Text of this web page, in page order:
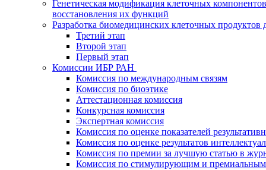
Генетическая модификация клеточных
восстановления их функций
Разработка биомедицинских клеточных продуктов
Третий этап
Второй этап
Первый этап
Комиссии ИБР РАН
Комиссия по международным связям
Комиссия по биоэтике
Аттестационная комиссия
Конкурсная комиссия
Экспертная комиссия
Комиссия по оценке показателей
Комиссия по оценке результатов
Комиссия по премии за лучшую статью в
Комиссия по стимулирующим и